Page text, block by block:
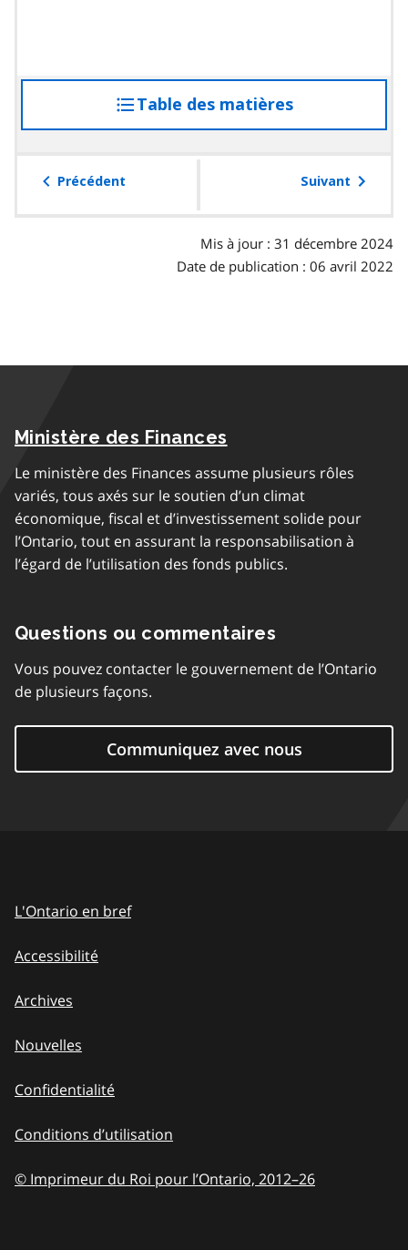
Table des matières
à
table
Précédent Suivant
Mis à jour : 31 décembre 2024
Date de publication : 06 avril 2022
Ministère des Finances
Le ministère des Finances assume plusieurs rôles
variés, tous axés sur le soutien d’un climat
économique, fiscal et d’investissement solide pour
l’Ontario, tout en assurant la responsabilisation à
l’égard de l’utilisation des fonds publics.
Questions ou commentaires
Vous pouvez contacter le gouvernement de l’Ontario
de plusieurs façons.
Communiquez avec nous
L'Ontario en bref
Accessibilité
Archives
Nouvelles
Confidentialité
Conditions d’utilisation
© Imprimeur du Roi pour l’Ontario, 2012–to
26